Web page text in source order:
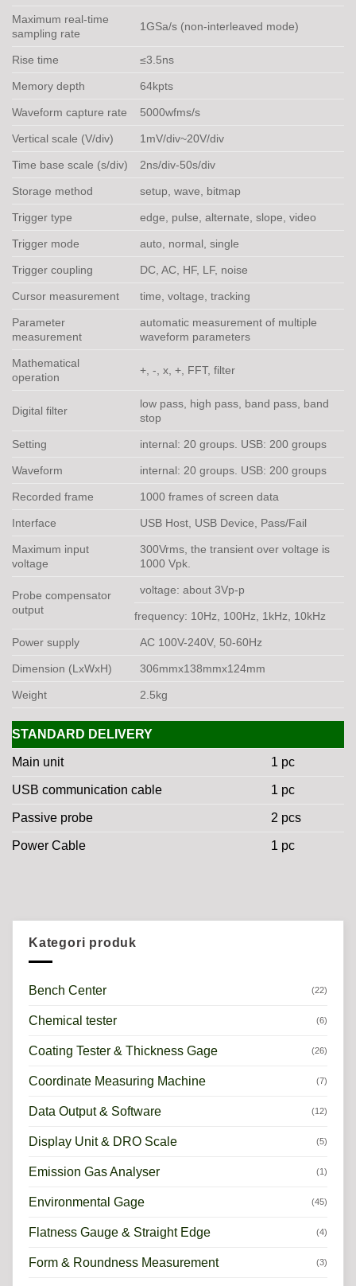
Maximum real-time
sampling rate
1GSa/s (non-interleaved mode)
Rise time ≤3.5ns
Memory depth 64kpts
Waveform capture rate 5000wfms/s
Vertical scale (V/div) 1mV/div~20V/div
Time base scale (s/div) 2ns/div-50s/div
Storage method setup, wave, bitmap
Trigger type edge, pulse, alternate, slope, video
Trigger mode auto, normal, single
Trigger coupling DC, AC, HF, LF, noise
Cursor measurement time, voltage, tracking
Parameter
measurement
automatic measurement of multiple
waveform parameters
Mathematical
operation
+, -, x, +, FFT, filter
Digital filter
low pass, high pass, band pass, band
stop
Setting internal: 20 groups. USB: 200 groups
Waveform internal: 20 groups. USB: 200 groups
Recorded frame 1000 frames of screen data
Interface USB Host, USB Device, Pass/Fail
Maximum input
voltage
300Vrms, the transient over voltage is
1000 Vpk.
Probe compensator
output
voltage: about 3Vp-p
frequency: 10Hz, 100Hz, 1kHz, 10kHz
Power supply AC 100V-240V, 50-60Hz
Dimension (LxWxH) 306mmx138mmx124mm
Weight 2.5kg
STANDARD DELIVERY
Main unit 1 pc
USB communication cable 1 pc
Passive probe 2 pcs
Power Cable 1 pc
Kategori produk
Bench Center (22)
Chemical tester (6)
Coating Tester & Thickness Gage (26)
Coordinate Measuring Machine (7)
Data Output & Software (12)
Display Unit & DRO Scale (5)
Emission Gas Analyser (1)
Environmental Gage (45)
Flatness Gauge & Straight Edge (4)
Form & Roundness Measurement (3)